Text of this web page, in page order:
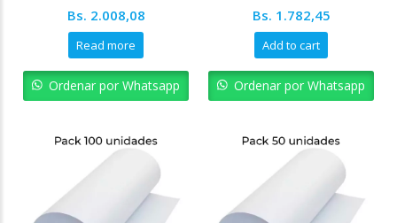
Bs. 2.008,08
Read more
Ordenar por Whatsapp
Bs. 1.782,45
Add to cart
Ordenar por Whatsapp